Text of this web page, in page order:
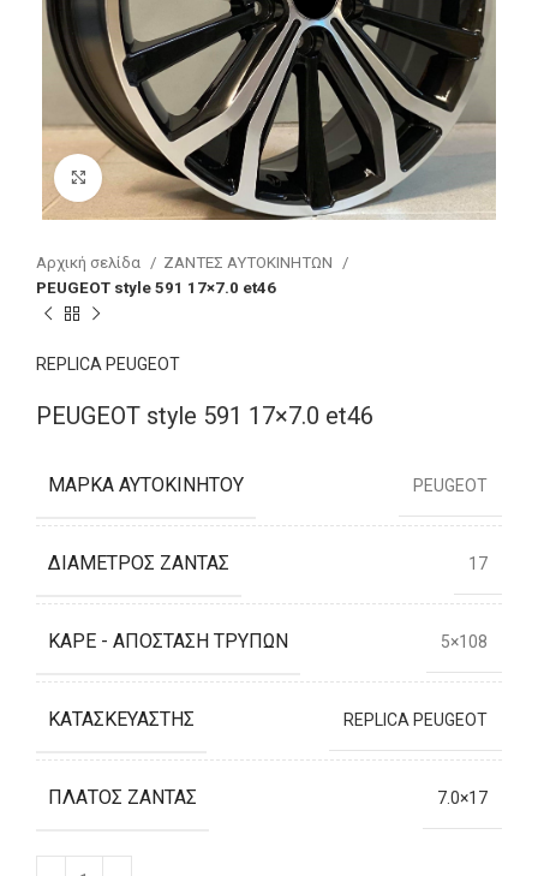
Click to enlarge
Αρχική σελίδα
ΖΑΝΤΕΣ ΑΥΤΟΚΙΝΗΤΩΝ
PEUGEOT style 591 17×7.0 et46
REPLICA PEUGEOT
PEUGEOT style 591 17×7.0 et46
ΜΆΡΚΑ ΑΥΤΟΚΙΝΉΤΟΥ PEUGEOT
ΔΙΆΜΕΤΡΟΣ ΖΆΝΤΑΣ 17
ΚΑΡΈ - ΑΠΌΣΤΑΣΗ ΤΡΥΠΏΝ 5×108
ΚΑΤΑΣΚΕΥΑΣΤΉΣ REPLICA PEUGEOT
ΠΛΆΤΟΣ ΖΆΝΤΑΣ 7.0×17